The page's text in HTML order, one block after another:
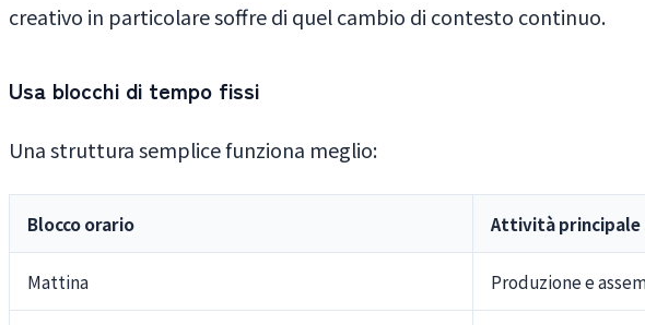
creativo in particolare soffre di quel cambio di contesto continuo.
Usa blocchi di tempo fissi
Una struttura semplice funziona meglio:
Blocco orario Attività principale
Mattina Produzione e